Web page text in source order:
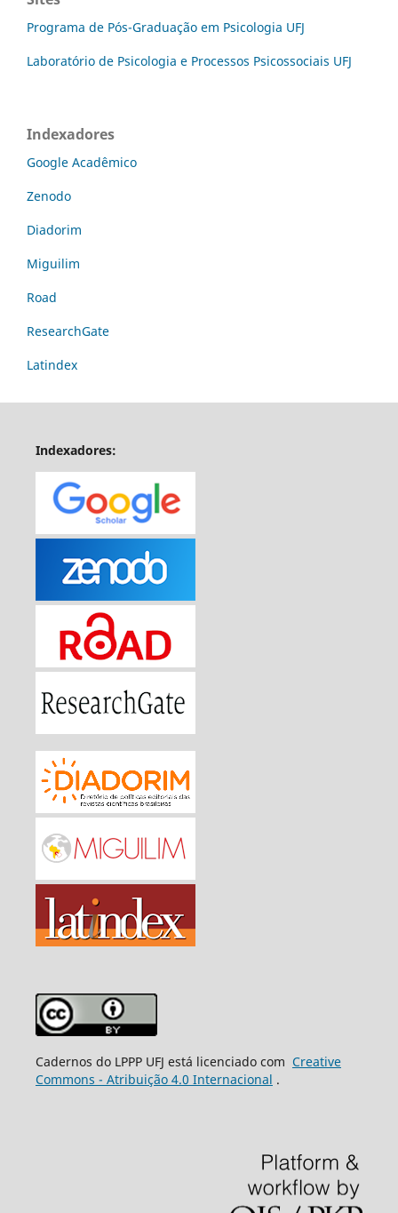
Programa de Pós-Graduação em Psicologia UFJ
Laboratório de Psicologia e Processos Psicossociais UFJ
Indexadores
Google Acadêmico
Zenodo
Diadorim
Miguilim
Road
ResearchGate
Latindex
Indexadores:
Cadernos do LPPP UFJ está licenciado com Creative
Commons - Atribuição 4.0 Internacional .